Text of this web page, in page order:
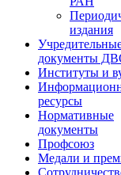
издания
документы
Институты и
ресурсы
Нормативные
документы
Профсоюз
Медали и